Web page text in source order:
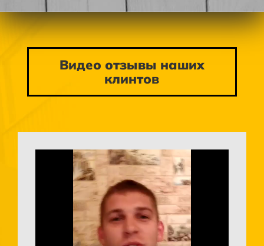
Видео отзывы наших
клинтов